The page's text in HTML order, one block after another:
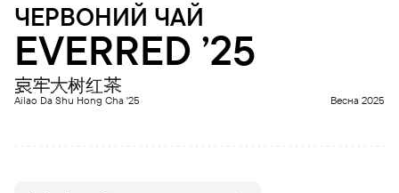
ЧЕРВОНИЙ ЧАЙ
EVERRED ’25
哀牢大树红茶
Ailao Da Shu Hong Cha '25 Весна 2025